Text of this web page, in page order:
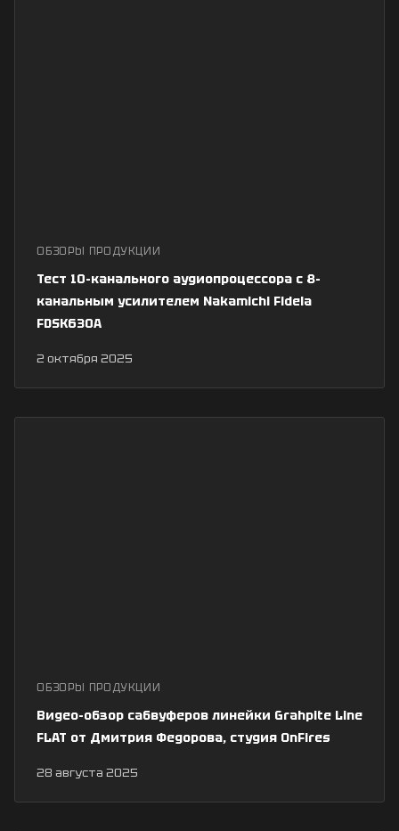
ОБЗОРЫ ПРОДУКЦИИ
2 октября 2025
Тест 10-канального аудиопроцессора с 8-
канальным усилителем Nakamichi Fidela
FDSK630A
ОБЗОРЫ ПРОДУКЦИИ
28 августа 2025
Видео-обзор сабвуферов линейки Grahpite Line
FLAT от Дмитрия Федорова, студия OnFires